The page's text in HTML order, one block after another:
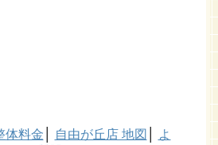
体料金 自由が丘店 地図
よ